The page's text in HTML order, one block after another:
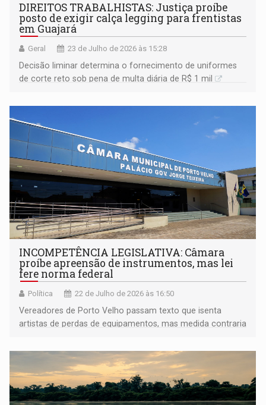
DIREITOS TRABALHISTAS: Justiça proíbe
posto de exigir calça legging para frentistas
em Guajará
Geral 23 de Julho de 2026 às 15:28
Decisão liminar determina o fornecimento de uniformes
de corte reto sob pena de multa diária de R$ 1 mil
INCOMPETÊNCIA LEGISLATIVA: Câmara
proíbe apreensão de instrumentos, mas lei
fere norma federal
Política 22 de Julho de 2026 às 16:50
Vereadores de Porto Velho passam texto que isenta
artistas de perdas de equipamentos, mas medida contraria
contravenções